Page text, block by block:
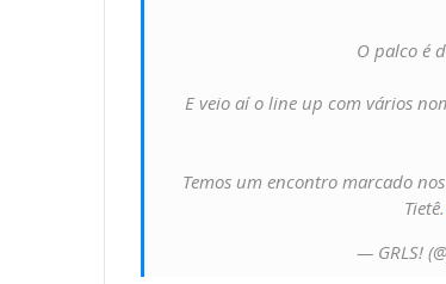
O palco é
E veio aí o line up com vários
Temos um encontro marcado
— GRLS!